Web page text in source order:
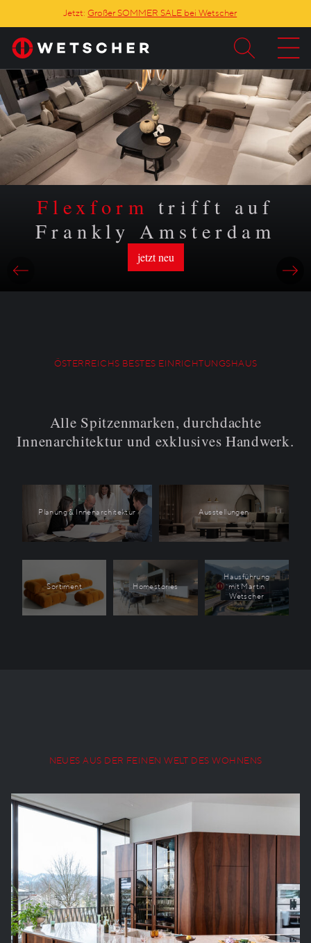
Jetzt:Großer SOMMER SALE bei Wetscher
Flexform trifft auf
Frankly Amsterdam
jetzt neu
ÖSTERREICHS BESTES EINRICHTUNGSHAUS
Alle Spitzenmarken, durchdachte
Innenarchitektur und exklusives Handwerk.
Planung & Innenarchitektur Ausstellungen
Sortiment Homestories
Hausführung
mit Martin
Wetscher
NEUES AUS DER FEINEN WELT DES WOHNENS